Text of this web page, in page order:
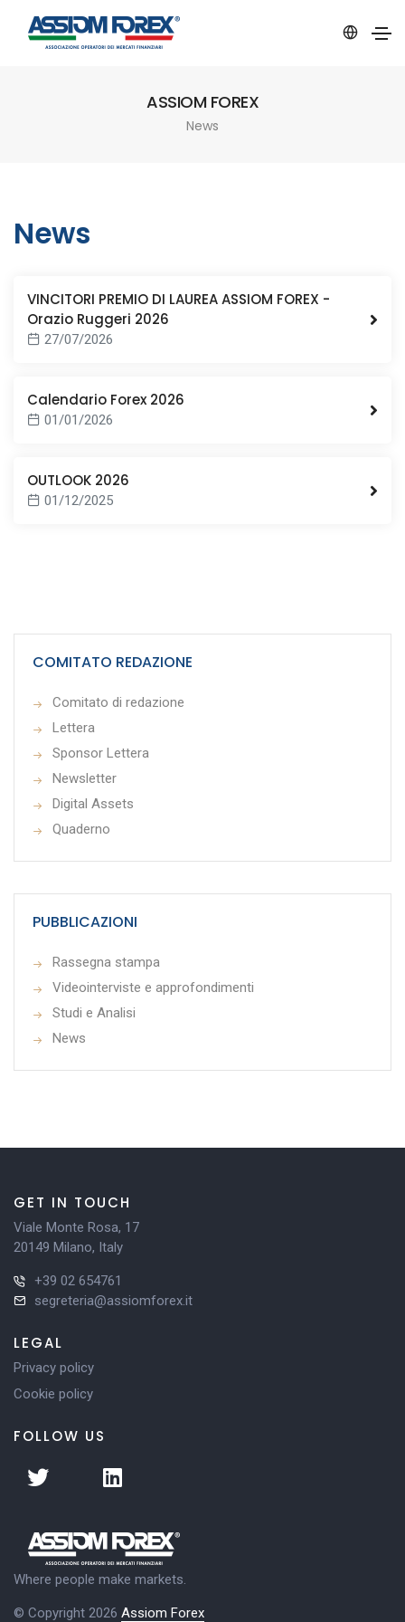
ASSIOM FOREX
News
News
VINCITORI PREMIO DI LAUREA ASSIOM FOREX -
Orazio Ruggeri 2026
27/07/2026
Calendario Forex 2026
01/01/2026
OUTLOOK 2026
01/12/2025
COMITATO REDAZIONE
Comitato di redazione
Lettera
Sponsor Lettera
Newsletter
Digital Assets
Quaderno
PUBBLICAZIONI
Rassegna stampa
Videointerviste e approfondimenti
Studi e Analisi
News
Where people make markets.
© Copyright 2026 Assiom Forex
GET IN TOUCH
Viale Monte Rosa, 17
20149 Milano, Italy
+39 02 654761
segreteria@assiomforex.it
LEGAL
Privacy policy
Cookie policy
FOLLOW US